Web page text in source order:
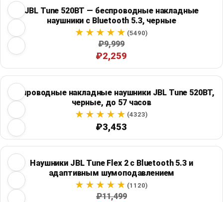
JBL Tune 520BT — беспроводные накладные
наушники с Bluetooth 5.3, черные
(5490)
₽9,999
₽2,259
Беспроводные накладные наушники JBL Tune 520BT,
черные, до 57 часов
(4323)
₽3,453
Наушники JBL Tune Flex 2 с Bluetooth 5.3 и
адаптивным шумоподавлением
(1120)
₽11,499